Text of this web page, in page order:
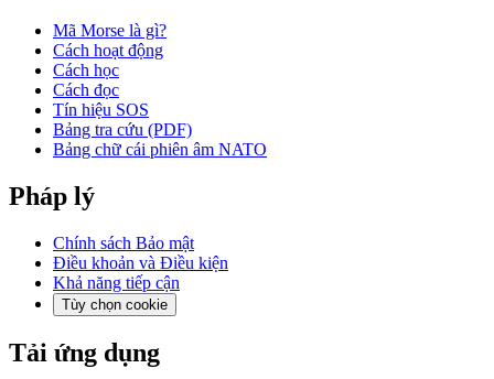
Mã Morse là gì?
Cách hoạt động
Cách học
Cách đọc
Tín hiệu SOS
Bảng tra cứu (PDF)
Bảng chữ cái phiên âm NATO
Pháp lý
Chính sách Bảo mật
Điều khoản và Điều kiện
Khả năng tiếp cận
Tùy chọn cookie
Tải ứng dụng